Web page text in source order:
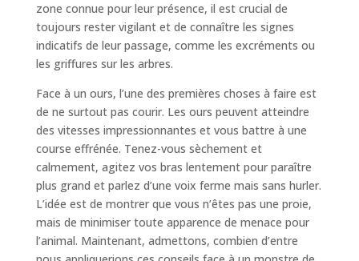
zone connue pour leur présence, il est crucial de
toujours rester vigilant et de connaître les signes
indicatifs de leur passage, comme les excréments ou
les griffures sur les arbres.
Face à un ours, l’une des premières choses à faire est
de ne surtout pas courir. Les ours peuvent atteindre
des vitesses impressionnantes et vous battre à une
course effrénée. Tenez-vous sèchement et
calmement, agitez vos bras lentement pour paraître
plus grand et parlez d’une voix ferme mais sans hurler.
L’idée est de montrer que vous n’êtes pas une proie,
mais de minimiser toute apparence de menace pour
l’animal. Maintenant, admettons, combien d’entre